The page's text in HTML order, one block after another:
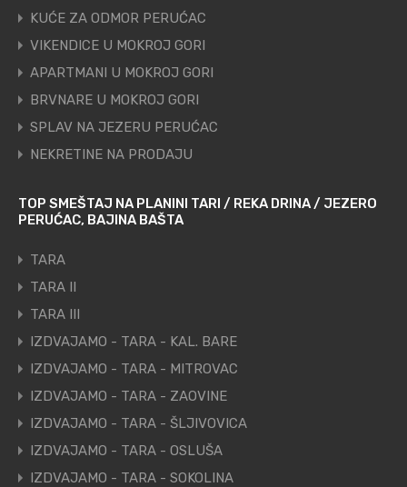
KUĆE ZA ODMOR PERUĆAC
VIKENDICE U MOKROJ GORI
APARTMANI U MOKROJ GORI
BRVNARE U MOKROJ GORI
SPLAV NA JEZERU PERUĆAC
NEKRETINE NA PRODAJU
TOP SMEŠTAJ NA PLANINI TARI / REKA DRINA / JEZERO
PERUĆAC, BAJINA BAŠTA
TARA
TARA II
TARA III
IZDVAJAMO - TARA - KAL. BARE
IZDVAJAMO - TARA - MITROVAC
IZDVAJAMO - TARA - ZAOVINE
IZDVAJAMO - TARA - ŠLJIVOVICA
IZDVAJAMO - TARA - OSLUŠA
IZDVAJAMO - TARA - SOKOLINA